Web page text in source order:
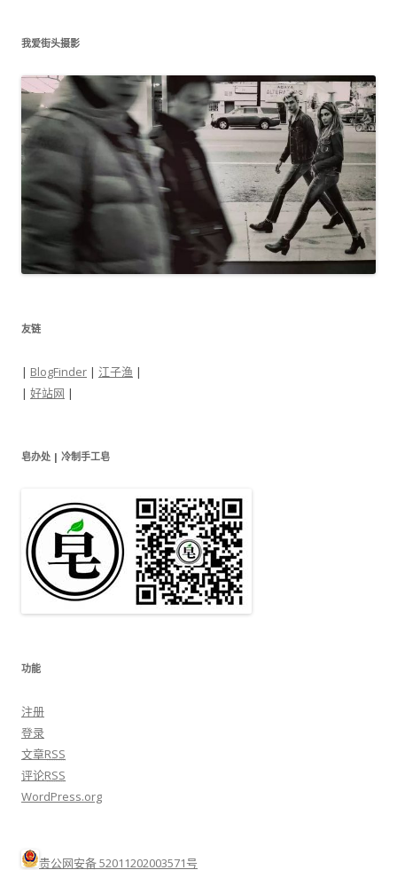
我爱街头摄影
友链
| BlogFinder | 江子渔 |
| 好站网 |
皂办处 | 冷制手工皂
功能
注册
登录
文章RSS
评论RSS
WordPress.org
贵公网安备 52011202003571号